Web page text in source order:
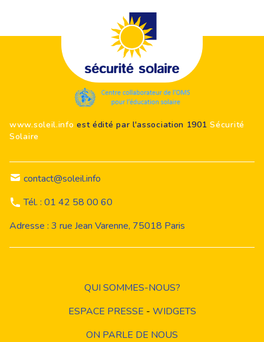
www.soleil.info est édité par l'association 1901Sécurité
Solaire
contact@soleil.info
Tél. : 01 42 58 00 60
Adresse : 3 rue Jean Varenne, 75018 Paris
QUI SOMMES-NOUS?
ESPACE PRESSE - WIDGETS
ON PARLE DE NOUS